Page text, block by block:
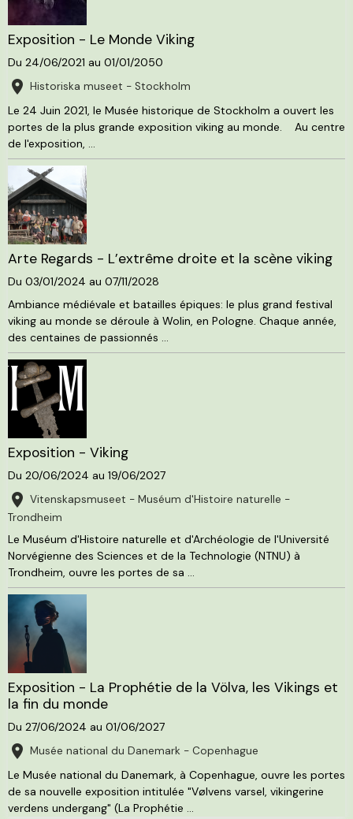
Exposition - Le Monde Viking
Du 24/06/2021 au 01/01/2050
Historiska museet - Stockholm
Le 24 Juin 2021, le Musée historique de Stockholm a ouvert les
portes de la plus grande exposition viking au monde. Au centre
de l'exposition, ...
Arte Regards - L’extrême droite et la scène viking
Du 03/01/2024 au 07/11/2028
Ambiance médiévale et batailles épiques: le plus grand festival
viking au monde se déroule à Wolin, en Pologne. Chaque année,
des centaines de passionnés ...
Exposition - Viking
Du 20/06/2024 au 19/06/2027
Vitenskapsmuseet - Muséum d'Histoire naturelle -
Trondheim
Le Muséum d'Histoire naturelle et d'Archéologie de l'Université
Norvégienne des Sciences et de la Technologie (NTNU) à
Trondheim, ouvre les portes de sa ...
Exposition - La Prophétie de la Völva, les Vikings et
la fin du monde
Du 27/06/2024 au 01/06/2027
Musée national du Danemark - Copenhague
Le Musée national du Danemark, à Copenhague, ouvre les portes
de sa nouvelle exposition intitulée "Vølvens varsel, vikingerine
verdens undergang" (La Prophétie ...